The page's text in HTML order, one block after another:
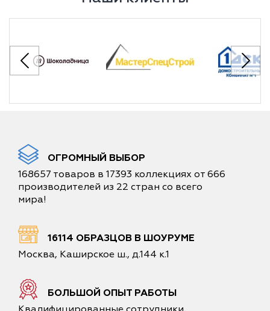
ОГРОМНЫЙ ВЫБОР
168657 товаров в 17393 коллекциях от 666
производителей из 22 стран со всего
мира!
16114 ОБРАЗЦОВ В ШОУРУМЕ
Москва, Каширское ш., д.144 к.1
БОЛЬШОЙ ОПЫТ РАБОТЫ